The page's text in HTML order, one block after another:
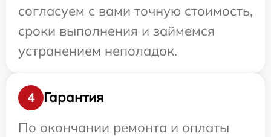
согласуем с вами точную стоимость,
сроки выполнения и займемся
устранением неполадок.
4
Гарантия
По окончании ремонта и оплаты